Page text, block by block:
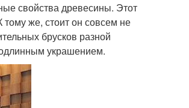
свойства древесины. Этот
же, стоит он совсем не
брусков разной
украшением.